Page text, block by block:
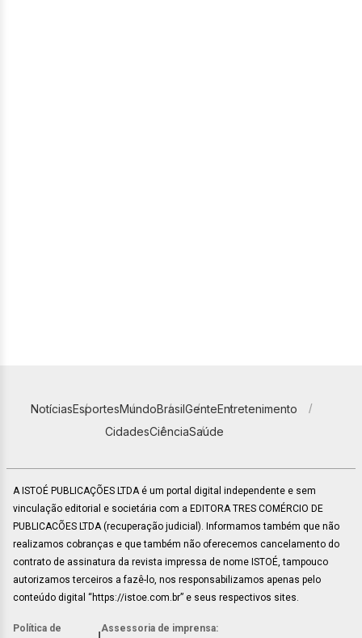
NotíciasEsportesMundoBrasilGenteEntretenimento
CidadesCiênciaSaúde
A ISTOÉ PUBLICAÇÕES LTDA é um portal digital independente e sem
vinculação editorial e societária com a EDITORA TRES COMÉRCIO DE
PUBLICACÕES LTDA (recuperação judicial). Informamos também que não
realizamos cobranças e que também não oferecemos cancelamento do
contrato de assinatura da revista impressa de nome ISTOÉ, tampouco
autorizamos terceiros a fazê-lo, nos responsabilizamos apenas pelo
conteúdo digital “https://istoe.com.br” e seus respectivos sites.
Política de Assessoria de imprensa: